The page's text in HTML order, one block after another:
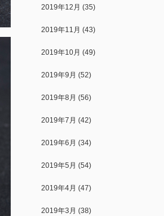
2019年12月 (35)
2019年11月 (43)
2019年10月 (49)
2019年9月 (52)
2019年8月 (56)
2019年7月 (42)
2019年6月 (34)
2019年5月 (54)
2019年4月 (47)
2019年3月 (38)